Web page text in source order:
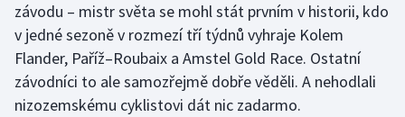
Plavání
Plážový volejbal
závodu – mistr světa se mohl stát prvním v historii, kdo
v jedné sezoně v rozmezí tří týdnů vyhraje Kolem
Flander, Paříž–Roubaix a Amstel Gold Race. Ostatní
závodníci to ale samozřejmě dobře věděli. A nehodlali
nizozemskému cyklistovi dát nic zadarmo.